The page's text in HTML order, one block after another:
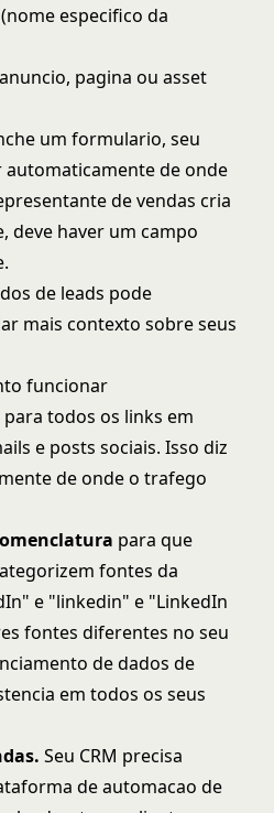
especifico da
pagina ou asset
um formulario, seu
de onde
de vendas cria
deve haver um campo
de leads pode
mais contexto sobre seus
funcionar
para todos os links em
e posts sociais. Isso diz
de onde o trafego
para que
fontes da
e "linkedin" e "LinkedIn
fontes diferentes no seu
de dados de
em todos os seus
Seu CRM precisa
de automacao de